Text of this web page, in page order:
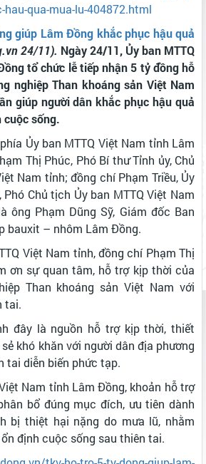
hau-qua-mua-lu-404872.html
giúp Lâm Đồng khắc phục hậu quả
24/11). Ngày 24/11, Ủy ban MTTQ
tổ chức lễ tiếp nhận 5 tỷ đồng hỗ
nghiệp Than khoáng sản Việt Nam
giúp người dân khắc phục hậu quả
cuộc sống.
Ủy ban MTTQ Việt Nam tỉnh Lâm
Thị Phúc, Phó Bí thư Tỉnh ủy, Chủ
Nam tỉnh; đồng chí Phạm Triều, Ủy
Phó Chủ tịch Ủy ban MTTQ Việt Nam
ông Phạm Dũng Sỹ, Giám đốc Ban
bauxit – nhôm Lâm Đồng.
Việt Nam tỉnh, đồng chí Phạm Thị
ơn sự quan tâm, hỗ trợ kịp thời của
Than khoáng sản Việt Nam với
tai.
đây là nguồn hỗ trợ kịp thời, thiết
khó khăn với người dân địa phương
tai diễn biến phức tạp.
Nam tỉnh Lâm Đồng, khoản hỗ trợ
bổ đúng mục đích, ưu tiên dành
bị thiệt hại nặng do mưa lũ, nhằm
định cuộc sống sau thiên tai.